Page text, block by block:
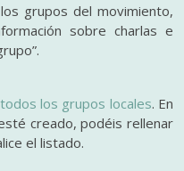
grupos del movimiento,
sobre charlas e
los grupos locales. En
creado, podéis rellenar
el listado.